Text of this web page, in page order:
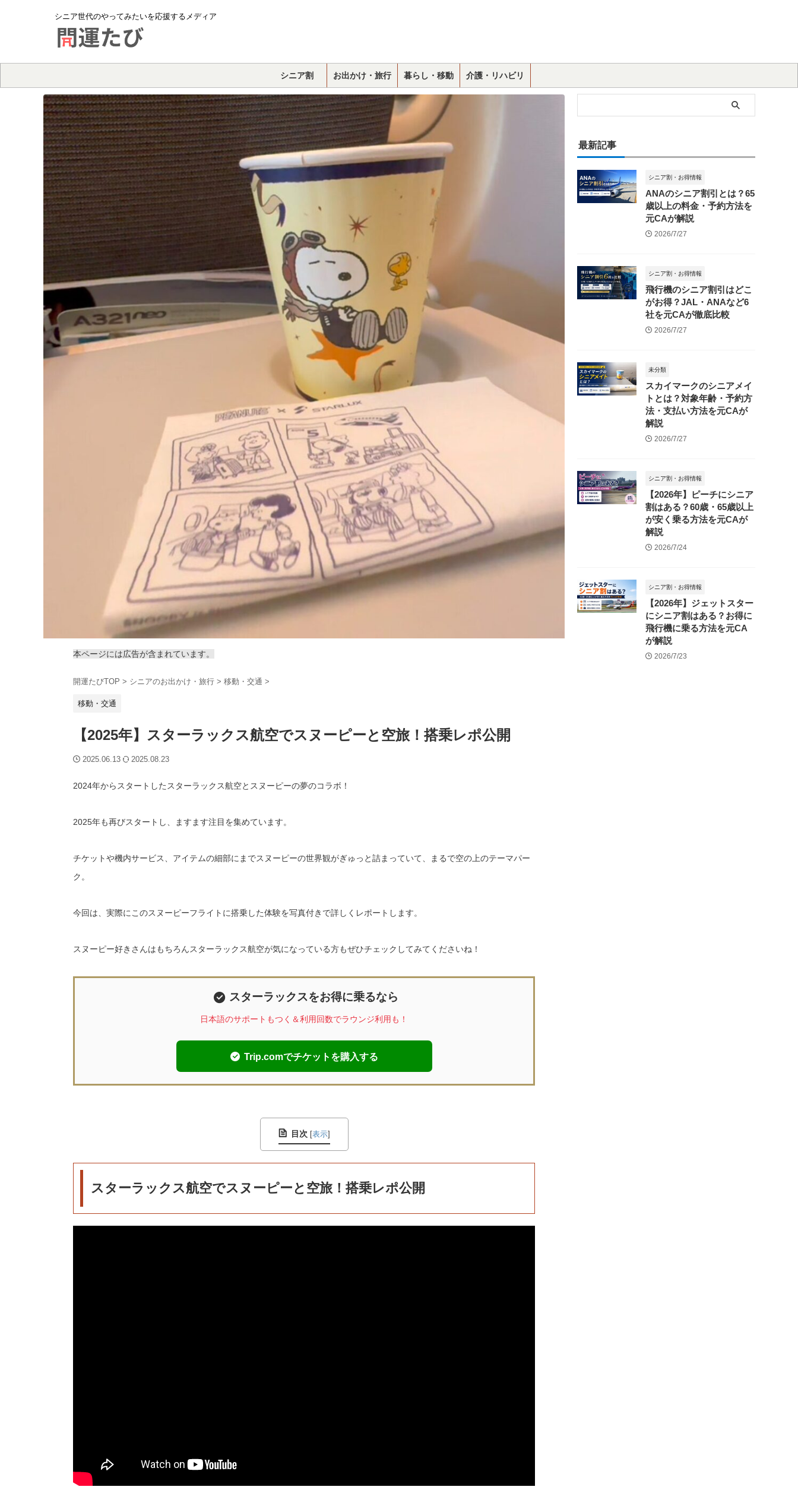
シニア世代のやってみたいを応援するメディア
シニア割 お出かけ・旅行 暮らし・移動 介護・リハビリ
本ページには広告が含まれています。
開運たびTOP > シニアのお出かけ・旅行 > 移動・交通 >
移動・交通
【2025年】スターラックス航空でスヌーピーと空旅！搭乗レポ公開
2025.06.13 2025.08.23
2024年からスタートしたスターラックス航空とスヌーピーの夢のコラボ！
2025年も再びスタートし、ますます注目を集めています。
チケットや機内サービス、アイテムの細部にまでスヌーピーの世界観がぎゅっと詰まっていて、まるで空の上のテーマパー
ク。
今回は、実際にこのスヌーピーフライトに搭乗した体験を写真付きで詳しくレポートします。
スヌーピー好きさんはもちろんスターラックス航空が気になっている方もぜひチェックしてみてくださいね！
スターラックスをお得に乗るなら
日本語のサポートもつく＆利用回数でラウンジ利用も！
Trip.comでチケットを購入する
目次 [表示]
スターラックス航空でスヌーピーと空旅！搭乗レポ公開
最新記事
シニア割・お得情報
ANAのシニア割引とは？65
歳以上の料金・予約方法を
元CAが解説
2026/7/27
シニア割・お得情報
飛行機のシニア割引はどこ
がお得？JAL・ANAなど6
社を元CAが徹底比較
2026/7/27
未分類
スカイマークのシニアメイ
トとは？対象年齢・予約方
法・支払い方法を元CAが
解説
2026/7/27
シニア割・お得情報
【2026年】ピーチにシニア
割はある？60歳・65歳以上
が安く乗る方法を元CAが
解説
2026/7/24
シニア割・お得情報
【2026年】ジェットスター
にシニア割はある？お得に
飛行機に乗る方法を元CA
が解説
2026/7/23